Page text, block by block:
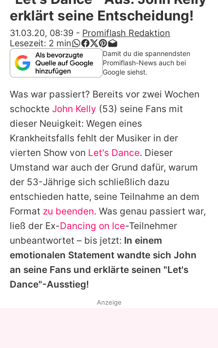
Alle Themen auf Promiflash
App runterladen
Team
Redaktionelle Richtlinien
Impressum
Datenschutzerklärung
Nutzungsbedingungen
Utiq verwalten
erklärt seine Entscheidung!
31.03.20, 08:39 - Promiflash Redaktion
Lesezeit: 2 min
Damit du die spannendsten
Promiflash-News auch bei
Google siehst.
Was war passiert? Bereits vor zwei Wochen
schockte John Kelly (53) seine Fans mit
dieser Neuigkeit: Wegen eines
Krankheitsfalls fehlt der Musiker in der
vierten Show von Let's Dance. Dieser
Umstand war auch der Grund dafür, warum
der 53-Jährige sich schließlich dazu
entschieden hatte, seine Teilnahme an dem
Format zu beenden. Was genau passiert war,
ließ der Ex-Dancing on Ice-Teilnehmer
unbeantwortet – bis jetzt: In einem
emotionalen Statement wandte sich John
an seine Fans und erklärte seinen "Let's
Dance"-Ausstieg!
Anzeige